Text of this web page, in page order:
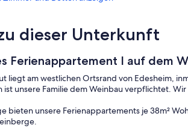
dieser Unterkunft
Ferienappartement I auf dem
liegt am westlichen Ortsrand von Edesheim,
ist unsere Familie dem Weinbau verpflichtet.
bieten unsere Ferienappartements je 38m²